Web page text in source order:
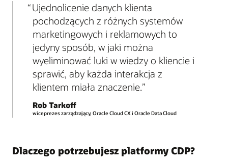
Ujednolicenie danych klienta
pochodzących z różnych systemów
marketingowych i reklamowych to
jedyny sposób, w jaki można
wyeliminować luki w wiedzy o kliencie i
sprawić, aby każda interakcja z
klientem miała znaczenie.
Rob Tarkoff
wiceprezes zarządzający, Oracle Cloud CX i Oracle Data Cloud
Dlaczego potrzebujesz platformy CDP?